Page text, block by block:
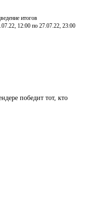
итогов
12:00 по 27.07.22, 23:00
победит тот, кто